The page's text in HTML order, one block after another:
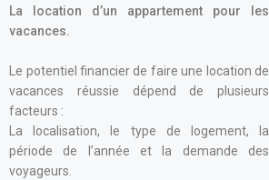
La location d’un appartement pour les
vacances.
Le potentiel financier de faire une location de
vacances réussie dépend de plusieurs
facteurs :
La localisation, le type de logement, la
période de l’année et la demande des
voyageurs.